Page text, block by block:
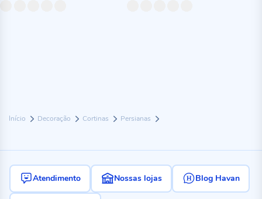
Início Decoração Cortinas Persianas
Atendimento Nossas lojas Blog Havan